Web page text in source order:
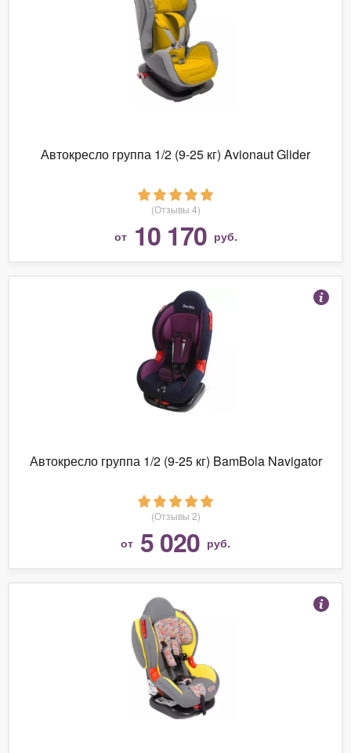
Автокресло группа 1/2 (9-25 кг) Avionaut Glider
(Отзывы 4)
от 10 170 руб.
Автокресло группа 1/2 (9-25 кг) BamBola Navigator
(Отзывы 2)
от 5 020 руб.